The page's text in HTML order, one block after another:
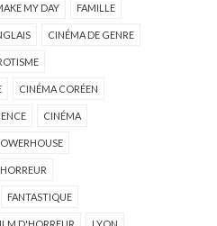
MY DAY FAMILLE
CINÉMA DE GENRE
CINÉMA CORÉEN
CINÉMA
HORREUR
FANTASTIQUE